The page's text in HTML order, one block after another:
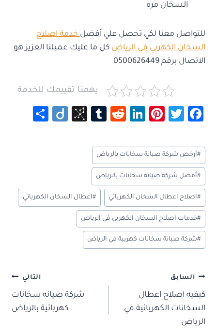
السخان مره
للتواصل معنا لكي تحصل علي أفضل خدمة اصلاح
السخان الكهربي في الرياض كل ما عليك عميلنا العزيز هو
الاتصال برقم 0500626449
يهمنا تقييمك للخدمة
Fa
b
o
ok
T
tt
er
Pi
er
es
t
Li
e
dI
n
d
di
t
Tu
Bi
o
m
Di
وسوم
المقال:
#أرخص شركة صيانة سخانات بالرياض
#أفضل شركة صيانة سخانات بالرياض
#اصلاح اعطال السخان الكهربائي #اعطال السخان الكهربائي
#خدمات اصلاح السخان الكهربي في الرياض
#شركة صيانة سخانات كهربية في الرياض
تصفّح
المقالات
السابق
كيفيه اصلاح اعطال
السخانات الكهربائية في
الرياض
التالي
شركة صيانه سخانات
كهربائية بالرياض